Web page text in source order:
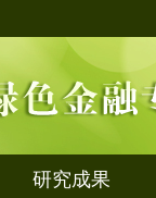
研究成果